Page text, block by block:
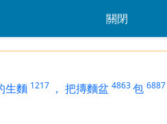
關閉
生麵 1217 ， 把摶麵盆 4863包 6887